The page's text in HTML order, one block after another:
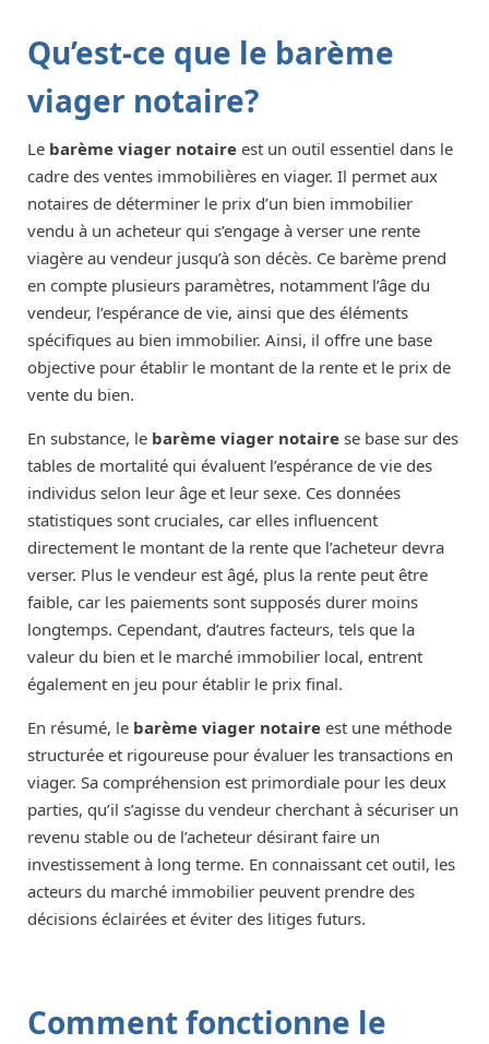
Qu’est-ce que le barème
viager notaire?
Le barème viager notaire est un outil essentiel dans le
cadre des ventes immobilières en viager. Il permet aux
notaires de déterminer le prix d’un bien immobilier
vendu à un acheteur qui s’engage à verser une rente
viagère au vendeur jusqu’à son décès. Ce barème prend
en compte plusieurs paramètres, notamment l’âge du
vendeur, l’espérance de vie, ainsi que des éléments
spécifiques au bien immobilier. Ainsi, il offre une base
objective pour établir le montant de la rente et le prix de
vente du bien.
En substance, le barème viager notaire se base sur des
tables de mortalité qui évaluent l’espérance de vie des
individus selon leur âge et leur sexe. Ces données
statistiques sont cruciales, car elles influencent
directement le montant de la rente que l’acheteur devra
verser. Plus le vendeur est âgé, plus la rente peut être
faible, car les paiements sont supposés durer moins
longtemps. Cependant, d’autres facteurs, tels que la
valeur du bien et le marché immobilier local, entrent
également en jeu pour établir le prix final.
En résumé, le barème viager notaire est une méthode
structurée et rigoureuse pour évaluer les transactions en
viager. Sa compréhension est primordiale pour les deux
parties, qu’il s’agisse du vendeur cherchant à sécuriser un
revenu stable ou de l’acheteur désirant faire un
investissement à long terme. En connaissant cet outil, les
acteurs du marché immobilier peuvent prendre des
décisions éclairées et éviter des litiges futurs.
Comment fonctionne le